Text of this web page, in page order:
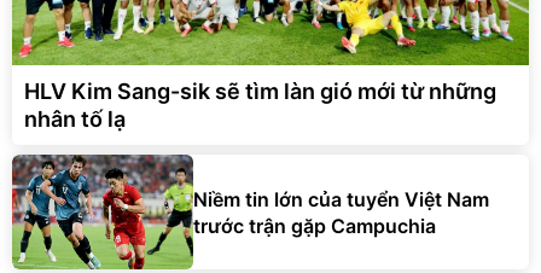
HLV Kim Sang-sik sẽ tìm làn gió mới từ những
nhân tố lạ
Niềm tin lớn của tuyển Việt Nam
trước trận gặp Campuchia